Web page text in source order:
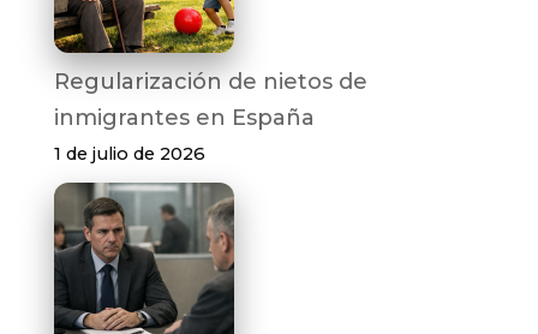
Regularización de nietos de
inmigrantes en España
1 de julio de 2026